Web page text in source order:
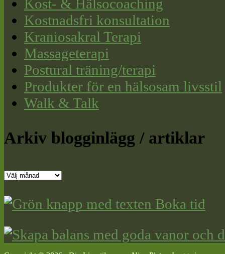
Kost- & Hälsocoaching
Kostnadsfri konsultation
Kraniosakral Terapi
Massageterapi
Postural träning/terapi
Produkter för en hälsosam livsstil
Walk & Talk
Arkiv blogginlägg / artiklar
Arkiv
/